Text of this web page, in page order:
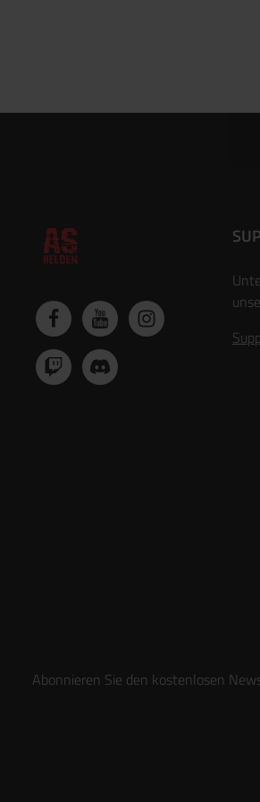
Abonnieren Sie den kostenlosen